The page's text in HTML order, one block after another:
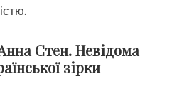
Стен. Невідома
зірки